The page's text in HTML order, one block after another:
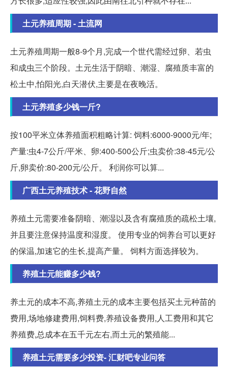
土元养殖周期 - 土流网
土元养殖周期一般8-9个月,完成一个世代需经过卵、若虫
和成虫三个阶段。土元生活于阴暗、潮湿、腐殖质丰富的
松土中,怕阳光,白天潜伏,主要是在夜晚活。
土元养殖多少钱一斤?
按100平米立体养殖面积粗略计算: 饲料:6000-9000元/年;
产量:虫4-7公斤/平米、卵:400-500公斤;虫卖价:38-45元/公
斤,卵卖价:80-200元/公斤。 利润你可以算...
广西土元养殖技术 - 花野自然
养殖土元需要准备阴暗、潮湿以及含有腐殖质的疏松土壤,
并且要注意保持温度和湿度。 使用专业的饲养台可以更好
的保温,加速它的生长,提高产量。 饲料方面选择较为。
养殖土元能赚多少钱?
养土元的成本不高,养殖土元的成本主要包括买土元种苗的
费用,场地修建费用,饲料费,养殖设备费用,人工费用和其它
养殖费,总成本在五千元左右,而土元的繁殖能...
养殖土元需要多少投资- 汇财吧专业问答